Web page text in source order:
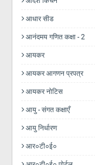
आधार सीड
आनंदमय गणित कक्षा - 2
आयकर
आयकर आगणन प्रपत्र
आयकर नोटिस
आयु - संगत कक्षाएँ
आयु निर्धारण
आर०टी०ई०